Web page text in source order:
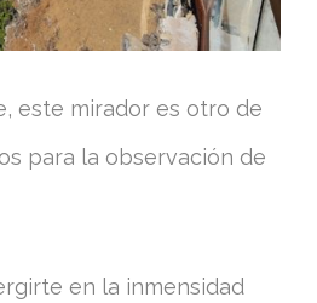
este mirador es otro de
para la observación de
en la inmensidad